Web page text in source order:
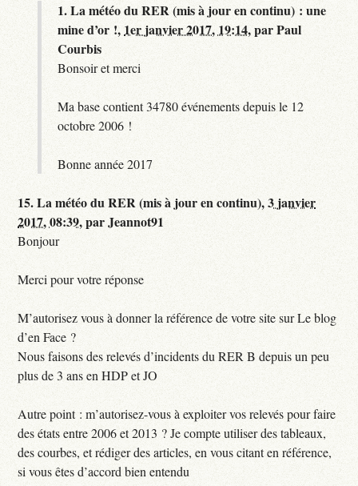
1.La météo du RER (mis à jour en continu) : une
mine d’or !, 1er janvier 2017, 19:14,parPaul
Courbis
Bonsoir et merci
Ma base contient 34780 événements depuis le 12
octobre 2006 !
Bonne année 2017
15.La météo du RER (mis à jour en continu),3 janvier
2017, 08:39,parJeannot91
Bonjour
Merci pour votre réponse
M’autorisez vous à donner la référence de votre site sur Le blog
d’en Face ?
Nous faisons des relevés d’incidents du RER B depuis un peu
plus de 3 ans en HDP et JO
Autre point : m’autorisez-vous à exploiter vos relevés pour faire
des états entre 2006 et 2013 ? Je compte utiliser des tableaux,
des courbes, et rédiger des articles, en vous citant en référence,
si vous êtes d’accord bien entendu